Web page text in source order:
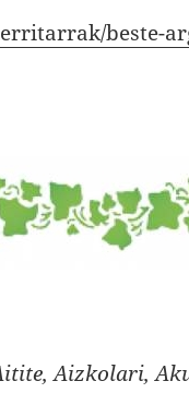
beste-
Aizkolari,